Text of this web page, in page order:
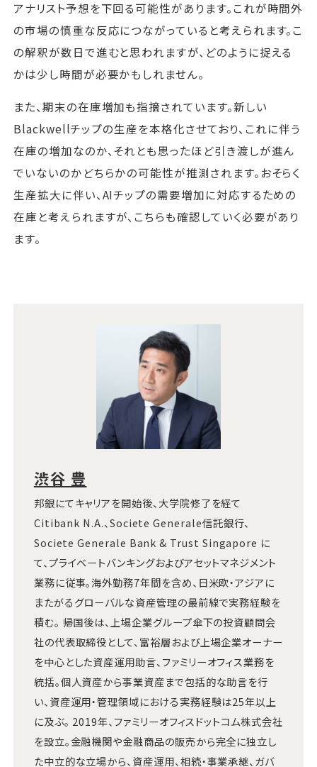
アナリスト予想を下回る可能性があります。これが時間外
の市場の慎重な反応につながっていると考えられます。こ
の解釈が数日で進むと思われますが、どのように捉える
かは少し時間が必要かもしれません。
また、期末の在庫増加も指摘されています。新しい
Blackwellチップの生産を本格化させており、これに伴う
在庫の増加なのか、それとも思ったほど引き渡しが進ん
でいないのかどちらかの可能性が推測されます。おそらく
生産拡大に伴い、AIチップの需要増加に対応するための
在庫と考えられますが、こちらも確認していく必要があり
ます。
渋谷 豊
邦銀にてキャリアを開始後、大学院修了を経て
Citibank N.A.、Societe Generale信託銀行、
Societe Generale Bank & Trust Singapore に
て、プライベートバンキングおよびアセットマネジメント
業務に従事。海外勤務7年間を含め、日米欧・アジアに
またがるグローバルな資産管理の最前線で実務経験を
積む。 帰国後は、上場企業グループ傘下の投資顧問会
社の代表取締役として、富裕層および上場企業オーナー
を中心とした資産運用助言、ファミリーオフィス業務を
統括。個人資産から事業資産まで包括的な助言を行
い、資産運用・管理領域における実務経験は25年以上
に及ぶ。 2019年、ファミリーオフィスドットコム株式会社
を設立。金融機関や金融商品の販売から完全に独立し
た中立的な立場から、資産運用、相続・事業承継、ガバ